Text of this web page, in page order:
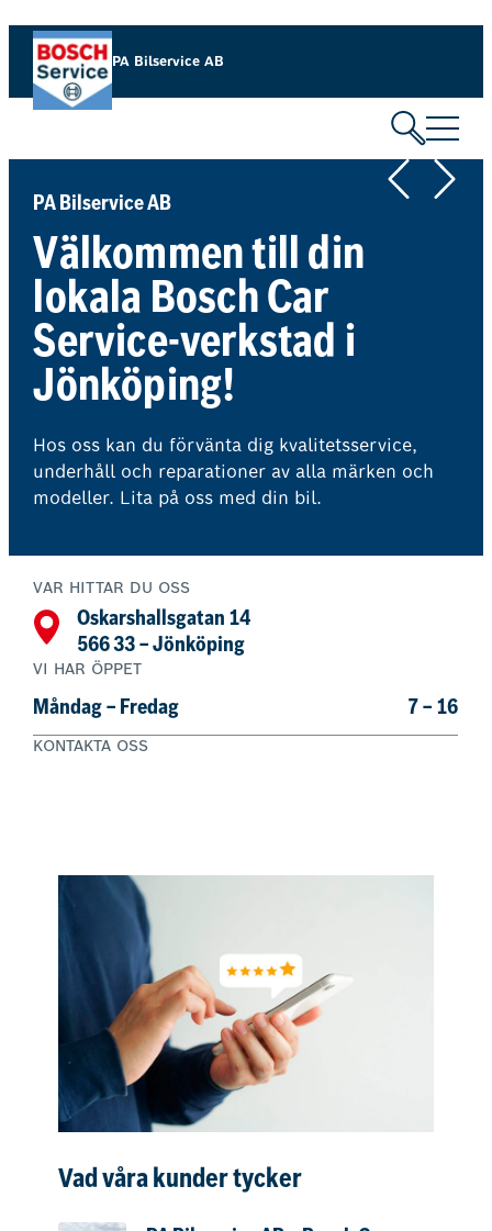
Hoppa
innehåll
PA Bilservice AB
PA Bilservice AB
Välkommen till din
lokala Bosch Car
Service-verkstad i
Jönköping!
Hos oss kan du förvänta dig kvalitetsservice,
underhåll och reparationer av alla märken och
modeller. Lita på oss med din bil.
VAR HITTAR DU OSS
Oskarshallsgatan 14
566 33 – Jönköping
VI HAR ÖPPET
Måndag – Fredag 7 – 16
KONTAKTA OSS
Vad våra kunder tycker